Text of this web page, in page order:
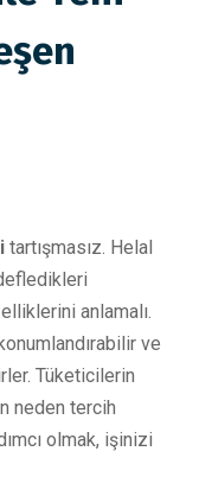
tartışmasız. Helal
anlamalı.
ve
Tüketicilerin
neden tercih
olmak, işinizi